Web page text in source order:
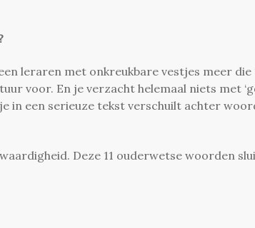
leraren met onkreukbare vestjes meer die
voor. En je verzacht helemaal niets met
in een serieuze tekst verschuilt achter
Deze 11 ouderwetse woorden